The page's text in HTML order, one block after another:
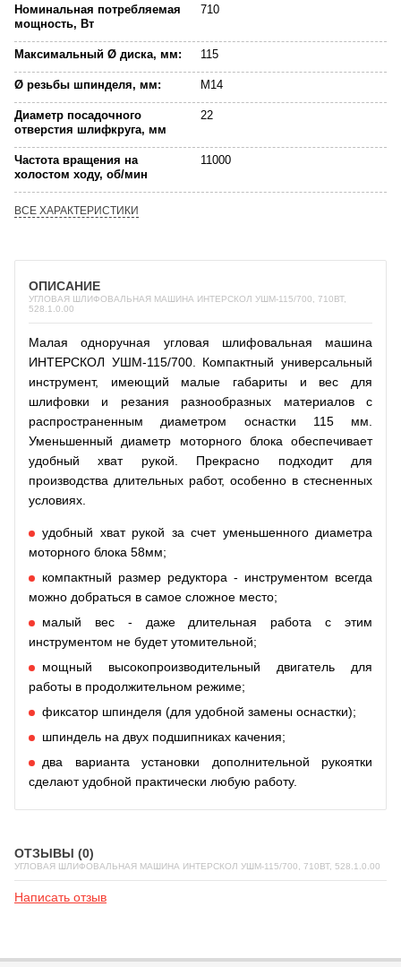
Номинальная потребляемая
мощность, Вт
710
Максимальный Ø диска, мм: 115
Ø резьбы шпинделя, мм: М14
Диаметр посадочного
отверстия шлифкруга, мм
22
Частота вращения на
холостом ходу, об/мин
11000
ВСЕ ХАРАКТЕРИСТИКИ
ОПИСАНИЕ
УГЛОВАЯ ШЛИФОВАЛЬНАЯ МАШИНА ИНТЕРСКОЛ УШМ-115/700, 710ВТ,
528.1.0.00
Малая одноручная угловая шлифовальная машина
ИНТЕРСКОЛ УШМ-115/700. Компактный универсальный
инструмент, имеющий малые габариты и вес для
шлифовки и резания разнообразных материалов с
распространенным диаметром оснастки 115 мм.
Уменьшенный диаметр моторного блока обеспечивает
удобный хват рукой. Прекрасно подходит для
производства длительных работ, особенно в стесненных
условиях.
удобный хват рукой за счет уменьшенного диаметра
моторного блока 58мм;
компактный размер редуктора - инструментом всегда
можно добраться в самое сложное место;
малый вес - даже длительная работа с этим
инструментом не будет утомительной;
мощный высокопроизводительный двигатель для
работы в продолжительном режиме;
фиксатор шпинделя (для удобной замены оснастки);
шпиндель на двух подшипниках качения;
два варианта установки дополнительной рукоятки
сделают удобной практически любую работу.
ОТЗЫВЫ (0)
УГЛОВАЯ ШЛИФОВАЛЬНАЯ МАШИНА ИНТЕРСКОЛ УШМ-115/700, 710ВТ, 528.1.0.00
Написать отзыв